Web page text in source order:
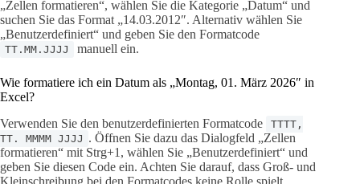
„Zellen formatieren“, wählen Sie die Kategorie „Datum“ und
suchen Sie das Format „14.03.2012″. Alternativ wählen Sie
„Benutzerdefiniert“ und geben Sie den Formatcode
TT.MM.JJJJ manuell ein.
Wie formatiere ich ein Datum als „Montag, 01. März 2026″ in
Excel?
Verwenden Sie den benutzerdefinierten Formatcode
TTTT,
TT. MMMM JJJJ . Öffnen Sie dazu das Dialogfeld „Zellen
formatieren“ mit Strg+1, wählen Sie „Benutzerdefiniert“ und
geben Sie diesen Code ein. Achten Sie darauf, dass Groß- und
Kleinschreibung bei den Formatcodes keine Rolle spielt.